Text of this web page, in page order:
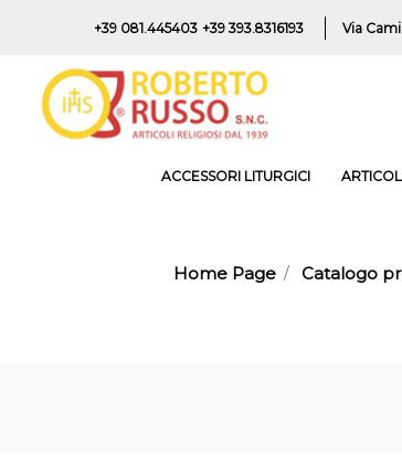
+39 081.445403 +39 393.8316193 Via
ACCESSORI LITURGICI
Home Page Catalogo